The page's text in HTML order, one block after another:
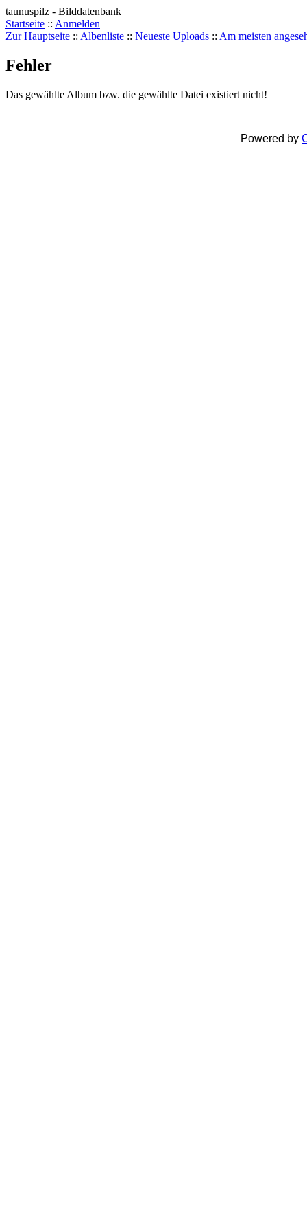
taunuspilz - Bilddatenbank
Startseite :: Anmelden
Zur Hauptseite :: Albenliste :: Neueste Uploads :: Am meisten
Fehler
Das gewählte Album bzw. die gewählte Datei existiert nicht!
Powered by